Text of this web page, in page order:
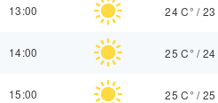
13:00 24 C° /23
14:00 25 C° /24
15:00 25 C° /25